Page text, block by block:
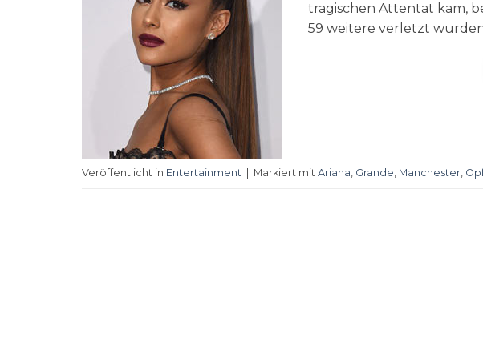
tragischen Attentat kam,
59 weitere verletzt
Veröffentlicht in Entertainment Markiert mit Ariana Grande Manchester